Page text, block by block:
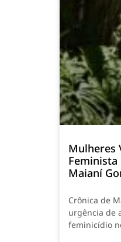
Mulheres
Maianí
Crônica de
urgência de
feminicídio